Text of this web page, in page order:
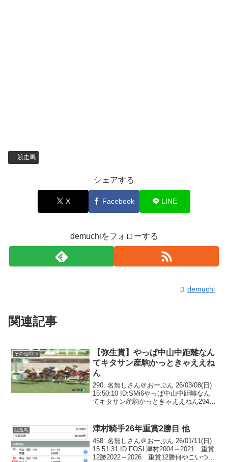
競走馬
シェアする
X Facebook LINE
demuchiをフォローする
demuchi
関連記事
その他2026
【弥生賞】やっぱ中山中距離なん
てキタサン産駒かっときゃええね
ん
290: 名無しさん＠おーぷん 26/03/08(日)
15:50:10 ID:SMi6やっぱ中山中距離なん
てキタサン産駒かっときゃええねん294:
競走馬 津村騎手26年重賞2勝目 他
458: 名無しさん＠おーぷん 26/01/11(日)
15:51:31 ID:FOSL津村2004～2021 重賞
12勝2022～2026 重賞12勝何やこいつ